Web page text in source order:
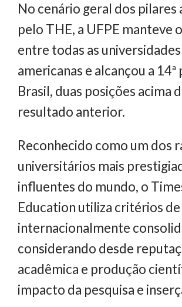
No cenário geral dos pilares
pelo THE, a UFPE manteve
entre todas as
americanas e alcançou a 14ª
Brasil, duas posições acima
resultado anterior.
Reconhecido como um dos
universitários mais
influentes do mundo, o
Education utiliza critérios de
internacionalmente
considerando desde
acadêmica e produção
impacto da pesquisa e